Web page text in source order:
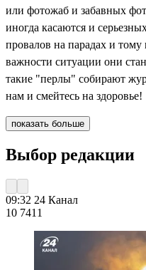
или фотожаб и забавных
иногда касаются и
провалов на парадах и тому
важности ситуации они
такие "перлы" собирают
нам и смейтесь на здоровье!
показать больше
Выбор редакции
09:32 24 Канал
10 741 1